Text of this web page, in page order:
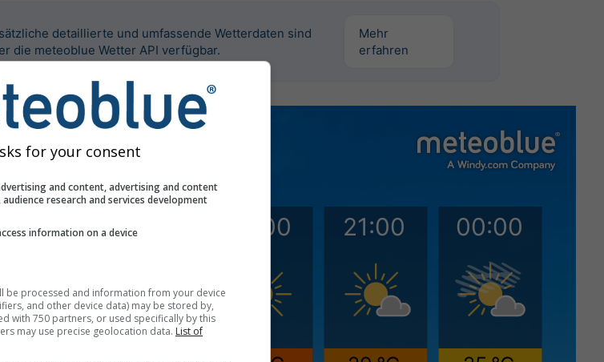
detaillierte und umfassende Wetterdaten sind
die meteoblue Wetter API verfügbar.
Mehr
erfahren
for your consent
and content, advertising and content
research and services development
information on a device
be processed and information from your device
and other device data) may be stored by,
with 750 partners, or used specifically by this
may use precise geolocation data. List of